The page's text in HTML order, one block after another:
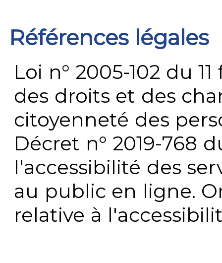
Références légales
Loi n° 2005-102 du
des droits et des
citoyenneté des
Décret n° 2019-768
l'accessibilité des
au public en ligne.
relative à